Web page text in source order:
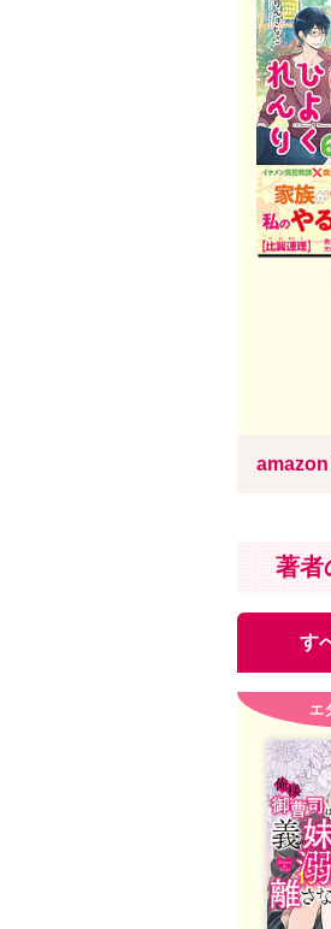
amazon
著者
す
エ